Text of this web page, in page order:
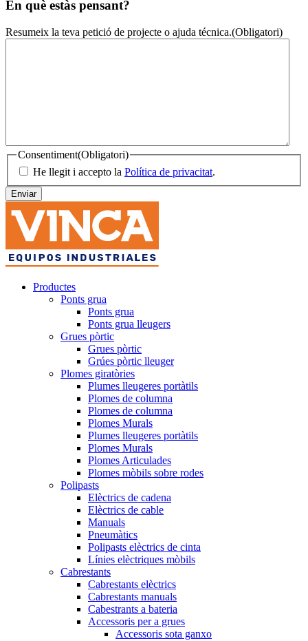
En què estàs pensant?
Resumeix la teva petició de projecte o ajuda técnica.(Obligatori)
Consentiment(Obligatori)
He llegit i accepto la Política de privacitat.
Productes
Ponts grua
Ponts grua
Ponts grua lleugers
Grues pòrtic
Grues pòrtic
Grúes pòrtic lleuger
Plomes giratòries
Plumes lleugeres portàtils
Plomes de columna
Plomes de columna
Plomes Murals
Plumes lleugeres portàtils
Plomes Murals
Plomes Articulades
Plomes mòbils sobre rodes
Polipasts
Elèctrics de cadena
Elèctrics de cable
Manuals
Pneumàtics
Polipasts elèctrics de cinta
Línies elèctriques mòbils
Cabrestants
Cabrestants elèctrics
Cabrestants manuals
Cabestrants a bateria
Accessoris per a grues
Accessoris sota ganxo